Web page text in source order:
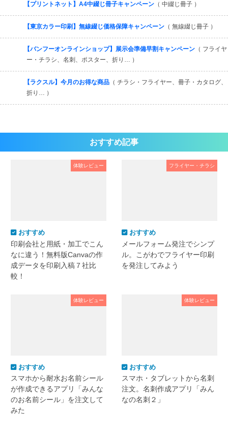
【プリントネット】A4中綴じ冊子キャンペーン （ 中綴じ冊子 ）
【東京カラー印刷】無線綴じ価格保障キャンペーン （ 無線綴じ冊子 ）
【バンフーオンラインショップ】展示会準備早割キャンペーン （ フライヤ
ー・チラシ、名刺、ポスター、折り… ）
【ラクスル】今月のお得な商品 （ チラシ・フライヤー、冊子・カタログ、
折り… ）
おすすめ記事
体験レビュー
おすすめ
印刷会社と用紙・加工でこん
なに違う！無料版Canvaの作
成データを印刷入稿７社比
較！
フライヤー・チラシ
おすすめ
メールフォーム発注でシンプ
ル。こがわでフライヤー印刷
を発注してみよう
体験レビュー
おすすめ
スマホから耐水お名前シール
が作成できるアプリ「みんな
のお名前シール」を注文して
みた
体験レビュー
おすすめ
スマホ・タブレットから名刺
注文。名刺作成アプリ「みん
なの名刺２」